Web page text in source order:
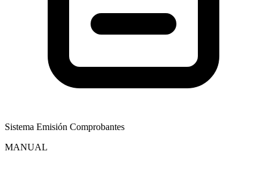
Sistema Emisión Comprobantes
MANUAL